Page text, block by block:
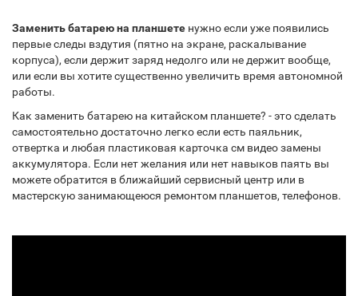
Заменить батарею на планшете нужно если уже появились
первые следы вздутия (пятно на экране, раскалывание
корпуса), если держит заряд недолго или не держит вообще,
или если вы хотите существенно увеличить время автономной
работы.
Как заменить батарею на китайском планшете? - это сделать
самостоятельно достаточно легко если есть паяльник,
отвертка и любая пластиковая карточка см видео замены
аккумулятора. Если нет желания или нет навыков паять вы
можете обратится в ближайший сервисный центр или в
мастерскую занимающеюся ремонтом планшетов, телефонов.